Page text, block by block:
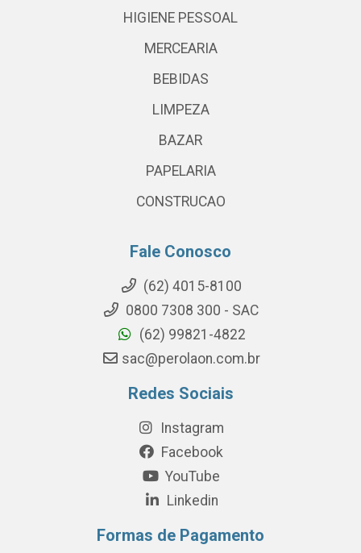
HIGIENE PESSOAL
MERCEARIA
BEBIDAS
LIMPEZA
BAZAR
PAPELARIA
CONSTRUCAO
Fale Conosco
(62) 4015-8100
0800 7308 300 - SAC
(62) 99821-4822
sac@perolaon.com.br
Redes Sociais
Instagram
Facebook
YouTube
Linkedin
Formas de Pagamento